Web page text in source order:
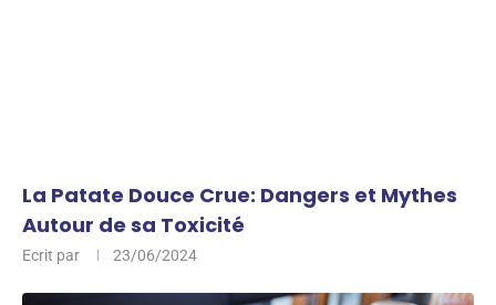
La Patate Douce Crue: Dangers et Mythes
Autour de sa Toxicité
Ecrit par 23/06/2024